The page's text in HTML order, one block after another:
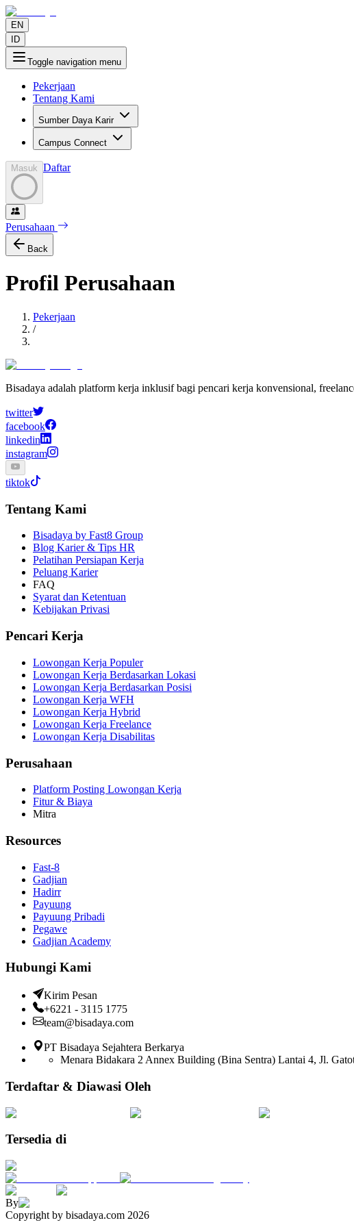
EN
ID
Toggle navigation menu
Pekerjaan
Tentang Kami
Sumber Daya Karir
Campus Connect
Masuk Daftar
Perusahaan
Back
Profil Perusahaan
Pekerjaan
/
Bisadaya adalah platform kerja inklusif bagi pencari kerja konvensional,
twitter
facebook
linkedin
instagram
tiktok
Tentang Kami
Bisadaya by Fast8 Group
Blog Karier & Tips HR
Pelatihan Persiapan Kerja
Peluang Karier
FAQ
Syarat dan Ketentuan
Kebijakan Privasi
Pencari Kerja
Lowongan Kerja Populer
Lowongan Kerja Berdasarkan Lokasi
Lowongan Kerja Berdasarkan Posisi
Lowongan Kerja WFH
Lowongan Kerja Hybrid
Lowongan Kerja Freelance
Lowongan Kerja Disabilitas
Perusahaan
Platform Posting Lowongan Kerja
Fitur & Biaya
Mitra
Resources
Fast-8
Gadjian
Hadirr
Payuung
Payuung Pribadi
Pegawe
Gadjian Academy
Hubungi Kami
Kirim Pesan
+6221 - 3115 1775
team@bisadaya.com
PT Bisadaya Sejahtera Berkarya
Menara Bidakara 2 Annex Building (Bina Sentra) Lantai 4, Jl.
Terdaftar & Diawasi Oleh
Tersedia di
By
Copyright by bisadaya.com 2026